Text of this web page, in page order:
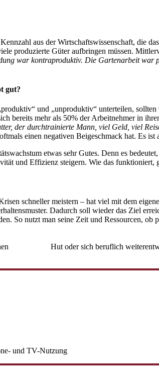
aus der Wirtschaftswissenschaft, die
produzierte Güter aufbringen müssen.
war kontraproduktiv. Die Gartenarbeit
gut?
und „unproduktiv“ unterteilen,
bereits mehr als 50% der Arbeitnehmer in
der durchtrainierte Mann, viel Geld, viel
einen negativen Beigeschmack hat. Es
etwas sehr Gutes. Denn es
und Effizienz steigern. Wie das
schneller meistern – hat viel mit dem
Dadurch soll wieder das Ziel
So nutzt man seine Zeit und Ressourcen,
Hut oder sich beruflich
und TV-Nutzung